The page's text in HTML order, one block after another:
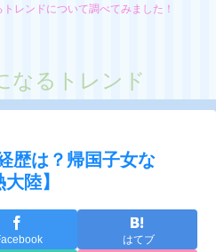
レンドについて調べてみました！
なるトレンド
歴は？帰国子女な
陸】
はてブ